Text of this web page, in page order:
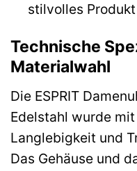
stilvolles
Technische
Materialwahl
Die ESPRIT
Edelstahl wurde
Langlebigkeit und
Das Gehäuse und